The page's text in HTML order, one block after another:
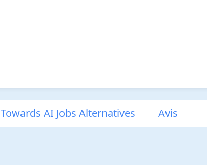
Towards AI Jobs Alternatives Avis